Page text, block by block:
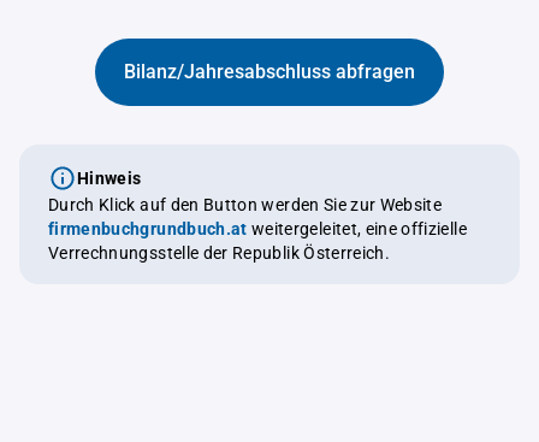
Bilanz/Jahresabschluss abfragen
Hinweis
Durch Klick auf den Button werden Sie zur Website
firmenbuchgrundbuch.at weitergeleitet, eine offizielle
Verrechnungsstelle der Republik Österreich.